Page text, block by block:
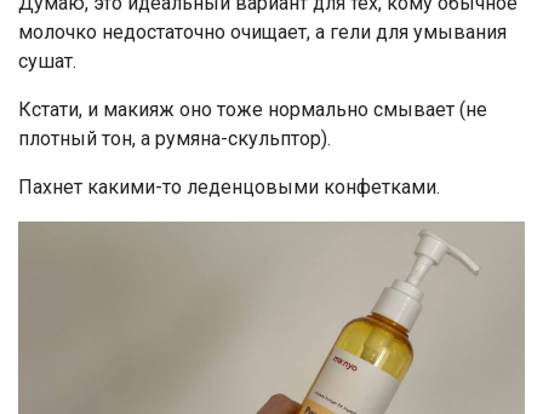
молочко недостаточно очищает, а гели для умывания
сушат.
Кстати, и макияж оно тоже нормально смывает (не
плотный тон, а румяна-скульптор).
Пахнет какими-то леденцовыми конфетками.